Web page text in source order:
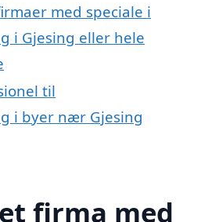
med speciale i
i Gjesing eller hele
til
i byer nær Gjesing
firma med